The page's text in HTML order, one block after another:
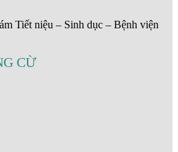
Tiết niệu – Sinh dục – Bệnh viện
CỪ